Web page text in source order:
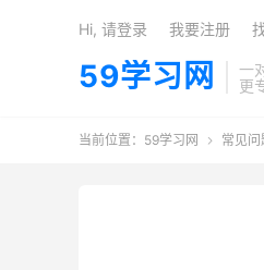
59学习网
一
更
Hi, 请登录 我要注册
当前位置： 59学习网  常见问